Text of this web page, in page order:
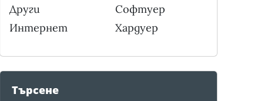
Други
Интернет
Софтуер
Хардуер
Търсене